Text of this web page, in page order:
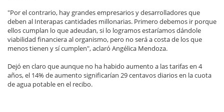
"Por el contrario, hay grandes empresarios y desarrolladores que
deben al Interapas cantidades millonarias. Primero debemos ir porque
ellos cumplan lo que adeudan, si lo logramos estaríamos dándole
viabilidad financiera al organismo, pero no será a costa de los que
menos tienen y sí cumplen", aclaró Angélica Mendoza.
Dejó en claro que aunque no ha habido aumento a las tarifas en 4
años, el 14% de aumento significarían 29 centavos diarios en la cuota
de agua potable en el recibo.